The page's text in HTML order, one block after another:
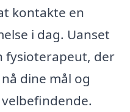
kontakte en
i dag. Uanset
fysioterapeut, der
dine mål og